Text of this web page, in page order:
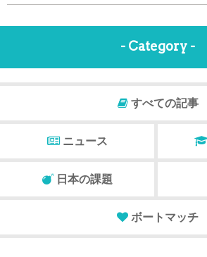
- Category -
すべての記事
ニュース
日本の課題
ボートマッチ